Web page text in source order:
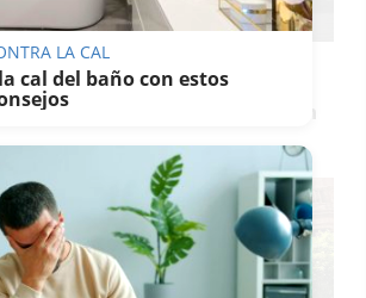
de espera para el carné de
10.000 alumnos
ocho meses para examinarse en
LA CAL
cal del baño con estos